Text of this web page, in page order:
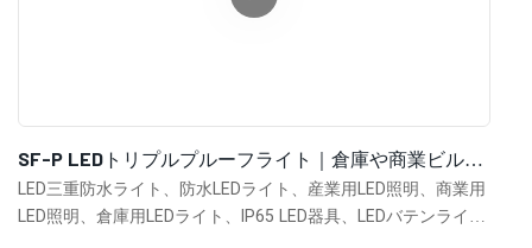
SF-P LEDトリプルプルーフライト｜倉庫や商業ビル向
けのIP65防水産業用LED照明ソリューション
LED三重防水ライト、防水LEDライト、産業用LED照明、商業用
LED照明、倉庫用LEDライト、IP65 LED器具、LEDバテンライ